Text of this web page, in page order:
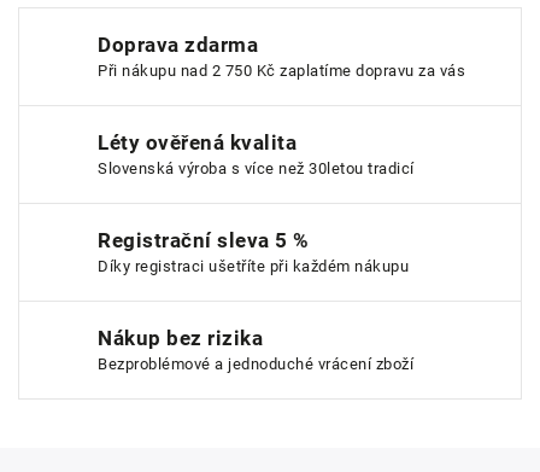
Doprava zdarma
Při nákupu nad 2 750 Kč zaplatíme dopravu za vás
Léty ověřená kvalita
Slovenská výroba s více než 30letou tradicí
Registrační sleva 5 %
Díky registraci ušetříte při každém nákupu
Nákup bez rizika
Bezproblémové a jednoduché vrácení zboží